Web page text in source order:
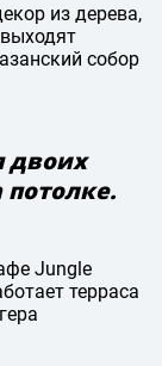
из дерева,
собор
двоих
Jungle
терраса